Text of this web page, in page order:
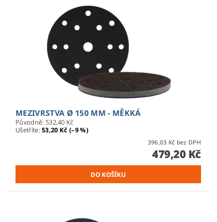
MEZIVRSTVA Ø 150 MM - MĚKKÁ
Původně: 532,40 Kč
Ušetříte:53,20 Kč (–9 %)
396,03 Kč bez DPH
479,20 Kč